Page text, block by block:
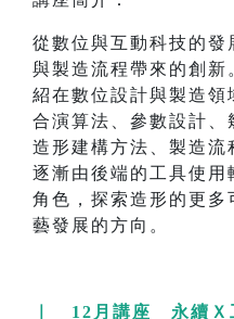
從數位與互動科技的發
與製造流程帶來的創新
紹在數位設計與製造領
合演算法、參數設計、
造形建構方法、製造流
逐漸由後端的工具使用
角色，探索造形的更多
藝發展的方向。
｜ 12月講座 永續Ｘ